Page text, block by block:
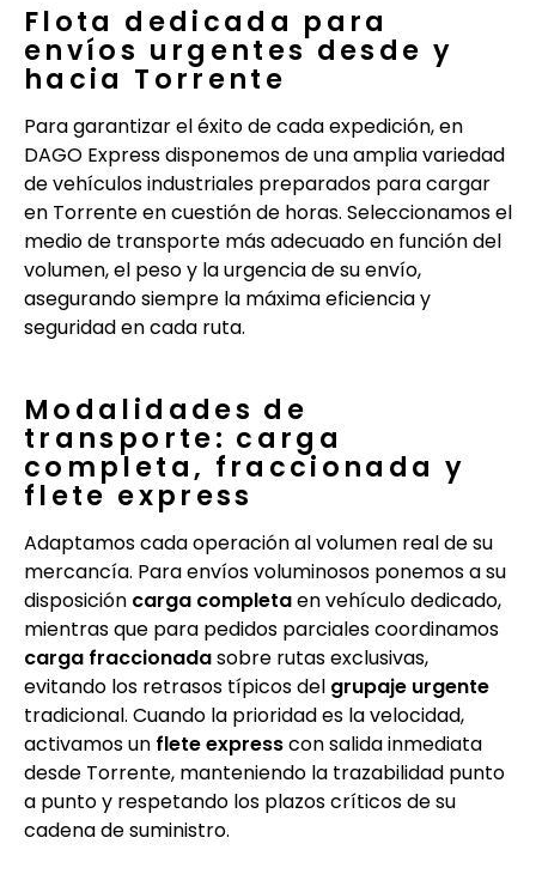
Flota dedicada para
envíos urgentes desde y
hacia Torrente
Para garantizar el éxito de cada expedición, en
DAGO Express disponemos de una amplia variedad
de vehículos industriales preparados para cargar
en Torrente en cuestión de horas. Seleccionamos el
medio de transporte más adecuado en función del
volumen, el peso y la urgencia de su envío,
asegurando siempre la máxima eficiencia y
seguridad en cada ruta.
Modalidades de
transporte: carga
completa, fraccionada y
flete express
Adaptamos cada operación al volumen real de su
mercancía. Para envíos voluminosos ponemos a su
disposición carga completaen vehículo dedicado,
mientras que para pedidos parciales coordinamos
carga fraccionadasobre rutas exclusivas,
evitando los retrasos típicos del grupaje urgente
tradicional. Cuando la prioridad es la velocidad,
activamos un flete expresscon salida inmediata
desde Torrente, manteniendo la trazabilidad punto
a punto y respetando los plazos críticos de su
cadena de suministro.